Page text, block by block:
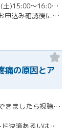
会期 2026年 8月22日(土)15:00～16:00開催
込み確認後に、メールにてZOOM招待メールを送ります
痛の原因とア
・参加費の入金が確認できましたら視聴用URLとパスワードおよび資料をお申込みいただきましたメールアドレスに送付します。
¥2,500 クレジットカード決済あるいは銀行振込となります。